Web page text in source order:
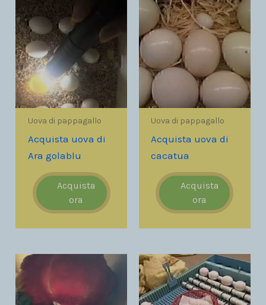
Uova di pappagallo
Acquista uova di
Ara golablu
Acquista
ora
Uova di pappagallo
Acquista uova di
cacatua
Acquista
ora